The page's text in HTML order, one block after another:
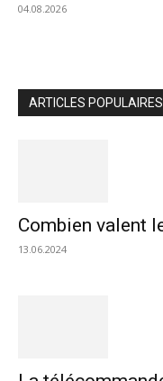
04.08.2026
ARTICLES POPULAIRES
Combien valent
13.06.2024